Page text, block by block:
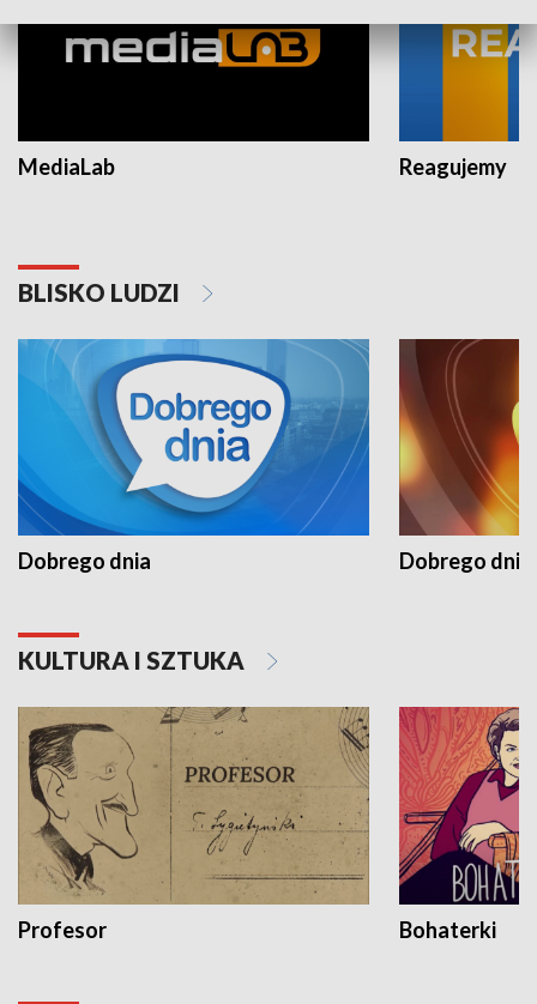
MediaLab Reagujemy
BLISKO LUDZI
Dobrego dnia Dobrego dnia
KULTURA I SZTUKA
Profesor Bohaterki